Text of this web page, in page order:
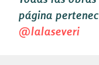
página
@lalaseveri